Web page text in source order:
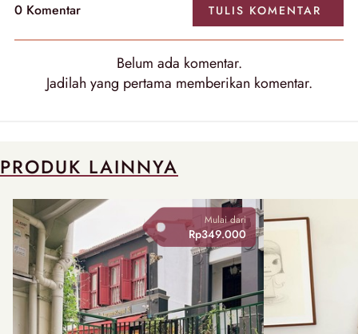
0 Komentar TULIS KOMENTAR
Belum ada komentar.
Jadilah yang pertama memberikan komentar.
PRODUK LAINNYA
Mulai dari
Rp349.000